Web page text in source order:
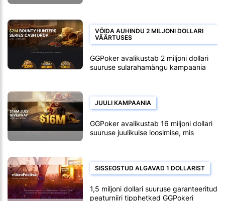
VÕIDA AUHINDU 2 MILJONI DOLLARI
VÄÄRTUSES
GGPoker avalikustab 2 miljoni dollari
suuruse sularahamängu kampaania
JUULI KAMPAANIA
GGPoker avalikustab 16 miljoni dollari
suuruse juulikuise loosimise, mis
SISSEOSTUD ALGAVAD 1 DOLLARIST
1,5 miljoni dollari suuruse garanteeritud
peaturniiri tipphetked GGPokeri